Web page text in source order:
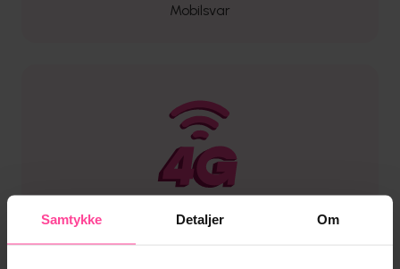
Samtykke Detaljer Om
Mobilsvar
4G-Tale og WiFi-Tale